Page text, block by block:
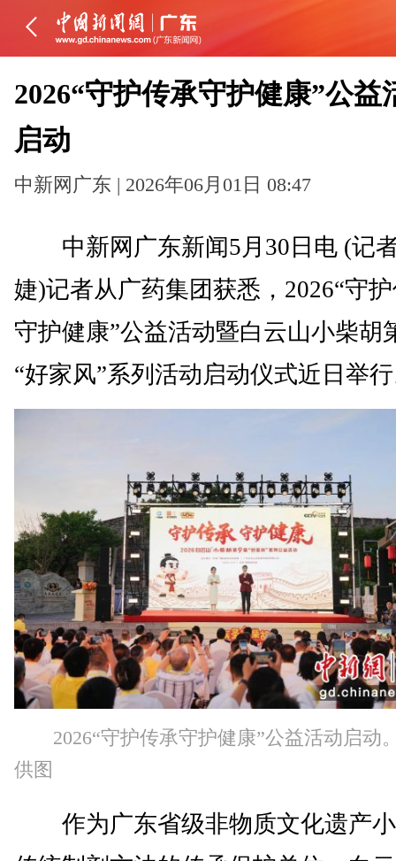
2026“守护传承守护健康”公益
启动
中新网广东 | 2026年06月01日 08:47
中新网广东新闻5月30日电 (记
婕)记者从广药集团获悉，2026“守
守护健康”公益活动暨白云山小柴胡
“好家风”系列活动启动仪式近日举
2026“守护传承守护健康”公益活动启动
供图
作为广东省级非物质文化遗产